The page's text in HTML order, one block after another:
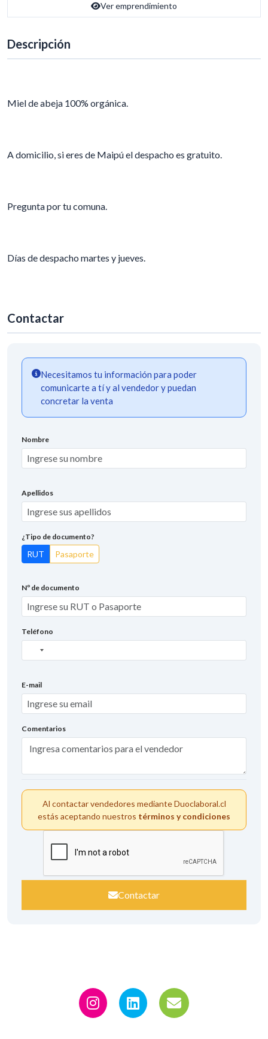
Ver emprendimiento
Descripción
Miel de abeja 100% orgánica.
A domicilio, si eres de Maipú el despacho es gratuito.
Pregunta por tu comuna.
Días de despacho martes y jueves.
Contactar
Necesitamos tu información para poder
comunicarte a tí y al vendedor y puedan
concretar la venta
Nombre
Apellidos
¿Tipo de documento?
RUT Pasaporte
Nº de documento
Teléfono
Sin
país
E-mail
Comentarios
Al contactar vendedores mediante Duoclaboral.cl
estás aceptando nuestros términos y condiciones
Contactar